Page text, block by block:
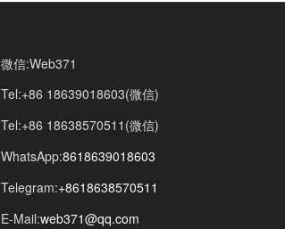
微信:Web371
Tel:+86 18639018603(微信)
Tel:+86 18638570511(微信)
WhatsApp:8618639018603
Telegram:+8618638570511
E-Mail:web371@qq.com